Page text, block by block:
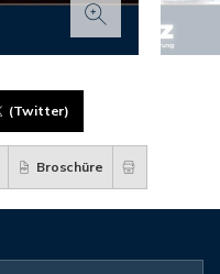
(Twitter)
Broschüre